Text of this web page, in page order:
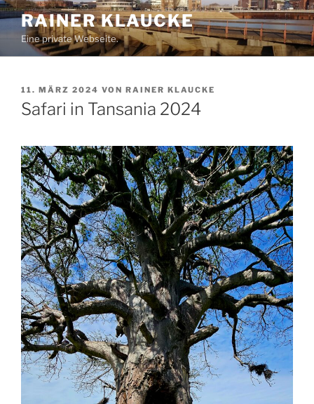
Zum
Inhalt
springen
RAINER KLAUCKE
Eine private Webseite.
VERÖFFENTLICHT
AM
11. MÄRZ 2024 VON RAINER KLAUCKE
Safari in Tansania 2024